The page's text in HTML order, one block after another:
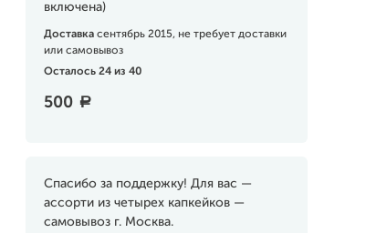
включена)
Доставка сентябрь 2015, не требует доставки
или самовывоз
Осталось 24 из 40
500 a
Спасибо за поддержку! Для вас —
ассорти из четырех капкейков —
самовывоз г. Москва.